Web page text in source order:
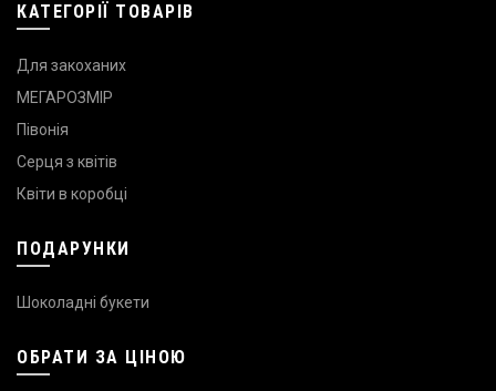
КАТЕГОРІЇ ТОВАРІВ
Для закоханих
МЕГАРОЗМІР
Півонія
Серця з квітів
Квіти в коробці
ПОДАРУНКИ
Шоколадні букети
ОБРАТИ ЗА ЦІНОЮ